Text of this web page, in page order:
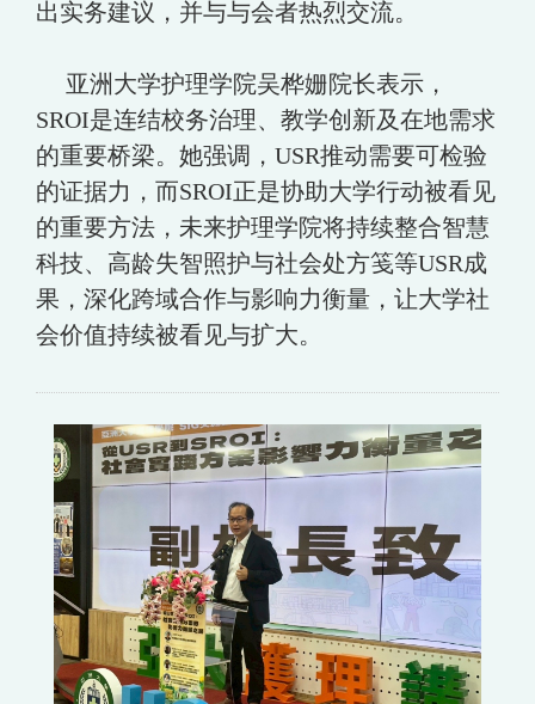
出实务建议，并与与会者热烈交流。
亚洲大学护理学院吴桦姗院长表示，
SROI是连结校务治理、教学创新及在地需求
的重要桥梁。她强调，USR推动需要可检验
的证据力，而SROI正是协助大学行动被看见
的重要方法，未来护理学院将持续整合智慧
科技、高龄失智照护与社会处方笺等USR成
果，深化跨域合作与影响力衡量，让大学社
会价值持续被看见与扩大。